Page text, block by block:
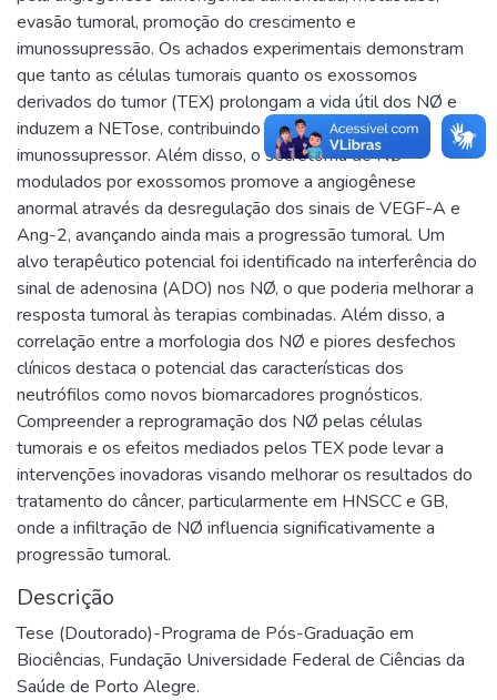
evasão tumoral, promoção do crescimento e
imunossupressão. Os achados experimentais demonstram
que tanto as células tumorais quanto os exossomos
derivados do tumor (TEX) prolongam a vida útil dos NØ e
induzem a NETose, contribuindo para um ambiente
imunossupressor. Além disso, o secretoma de NØ
modulados por exossomos promove a angiogênese
anormal através da desregulação dos sinais de VEGF-A e
Ang-2, avançando ainda mais a progressão tumoral. Um
alvo terapêutico potencial foi identificado na interferência do
sinal de adenosina (ADO) nos NØ, o que poderia melhorar a
resposta tumoral às terapias combinadas. Além disso, a
correlação entre a morfologia dos NØ e piores desfechos
clínicos destaca o potencial das características dos
neutrófilos como novos biomarcadores prognósticos.
Compreender a reprogramação dos NØ pelas células
tumorais e os efeitos mediados pelos TEX pode levar a
intervenções inovadoras visando melhorar os resultados do
tratamento do câncer, particularmente em HNSCC e GB,
onde a infiltração de NØ influencia significativamente a
progressão tumoral.
Descrição
Tese (Doutorado)-Programa de Pós-Graduação em
Biociências, Fundação Universidade Federal de Ciências da
Saúde de Porto Alegre.